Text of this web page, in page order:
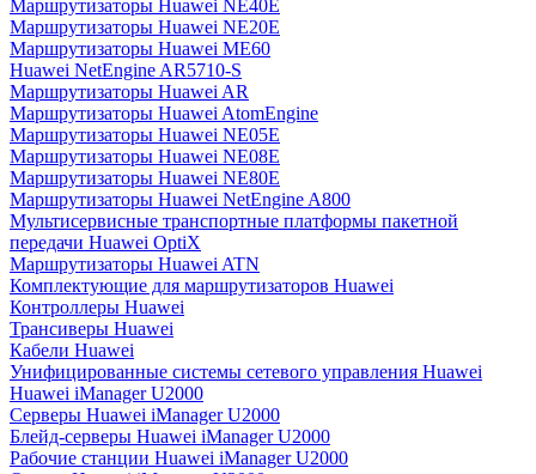
Маршрутизаторы Huawei NE40E
Маршрутизаторы Huawei NE20E
Маршрутизаторы Huawei ME60
Huawei NetEngine AR5710-S
Маршрутизаторы Huawei AR
Маршрутизаторы Huawei AtomEngine
Маршрутизаторы Huawei NE05E
Маршрутизаторы Huawei NE08E
Маршрутизаторы Huawei NE80E
Маршрутизаторы Huawei NetEngine A800
Мультисервисные транспортные платформы пакетной
передачи Huawei OptiX
Маршрутизаторы Huawei ATN
Комплектующие для маршрутизаторов Huawei
Контроллеры Huawei
Трансиверы Huawei
Кабели Huawei
Унифицированные системы сетевого управления Huawei
Huawei iManager U2000
Серверы Huawei iManager U2000
Блейд-серверы Huawei iManager U2000
Рабочие станции Huawei iManager U2000